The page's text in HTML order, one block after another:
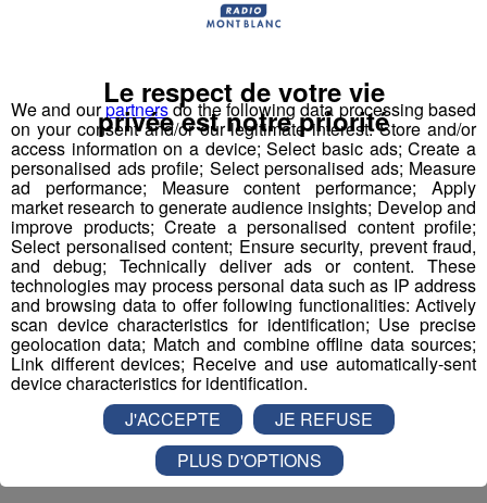
Nous vous poserons une question, a vous de faire le
bon choix entre les 3 réponses pour repartir avec vos
Inscription par téléphone toute la journée pour
participer aux 2 tirages au sort par jour à 8h45 et 17h45.
Appelez le standard au 04 50 58 24 09
Pour cette semaine on vous offre vos entrées pour vous
et la personne de votre choix pourWALIBI RHONE
ALPES!
Nathan est allé tester pour vousVerticalp Émosson,
dans la Vallée du Trient:
We and ourpartnersdo the following data processing based
on your consent and/or our legitimate interest: Store and/or
access information on a device; Select basic ads; Create a
personalised ads profile; Select personalised ads; Measure
ad performance; Measure content performance; Apply
market research to generate audience insights; Develop and
improve products; Create a personalised content profile;
Select personalised content; Ensure security, prevent fraud,
and debug; Technically deliver ads or content. These
technologies may process personal data such as IP address
and browsing data to offer following functionalities: Actively
scan device characteristics for identification; Use precise
geolocation data; Match and combine offline data sources;
Link different devices; Receive and use automatically-sent
device characteristics for identification.
Le respect de votre vie
privée est notre priorité
J'ACCEPTE
JE REFUSE
PLUS D'OPTIONS